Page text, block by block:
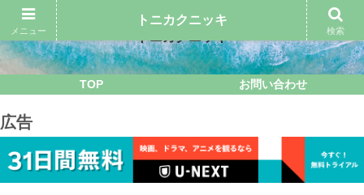
TOP お問い合わせ
広告
メニュー
トニカクニッキ
検索